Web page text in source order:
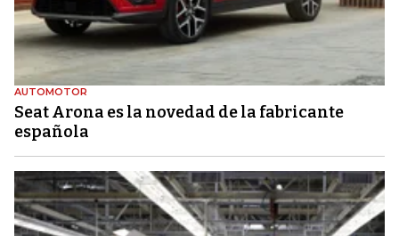
AUTOMOTOR
Seat Arona es la novedad de la fabricante
española